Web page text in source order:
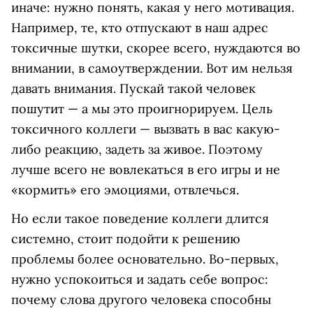
иначе: нужно понять, какая у него мотивация.
Например, те, кто отпускают в наш адрес
токсичные шутки, скорее всего, нуждаются во
внимании, в самоутверждении. Вот им нельзя
давать внимания. Пускай такой человек
пошутит — а мы это проигнорируем. Цель
токсичного коллеги — вызвать в вас какую-
либо реакцию, задеть за живое. Поэтому
лучше всего не вовлекаться в его игры и не
«кормить» его эмоциями, отвлечься.
Но если такое поведение коллеги длится
системно, стоит подойти к решению
проблемы более основательно. Во-первых,
нужно успокоиться и задать себе вопрос:
почему слова другого человека способны